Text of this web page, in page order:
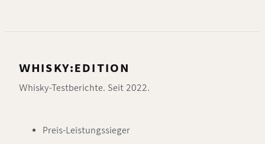
WHISKY:EDITION
Whisky-Testberichte. Seit 2022.
Preis-Leistungssieger